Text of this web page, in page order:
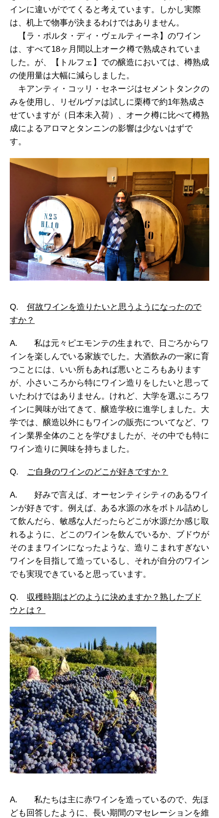
インに違いがでてくると考えています。しかし実際
は、机上で物事が決まるわけではありません。
【ラ・ポルタ・ディ・ヴェルティーネ】のワイン
は、すべて18ヶ月間以上オーク樽で熟成されていま
した。が、【トルフェ】での醸造においては、樽熟成
の使用量は大幅に減らしました。
キアンティ・コッリ・セネージはセメントタンクの
みを使用し、リゼルヴァは試しに栗樽で約1年熟成さ
せていますが（日本未入荷）、オーク樽に比べて樽熟
成によるアロマとタンニンの影響は少ないはずで
す。
Q. 何故ワインを造りたいと思うようになったので
すか？
A. 私は元々ピエモンテの生まれで、日ごろからワ
インを楽しんでいる家族でした。大酒飲みの一家に育
つことには、いい所もあれば悪いところもあります
が、小さいころから特にワイン造りをしたいと思って
いたわけではありません。けれど、大学を選ぶころワ
インに興味が出てきて、醸造学校に進学しました。大
学では、醸造以外にもワインの販売についてなど、ワ
イン業界全体のことを学びましたが、その中でも特に
ワイン造りに興味を持ちました。
Q. ご自身のワインのどこが好きですか？
A. 好みで言えば、オーセンティシティのあるワイ
ンが好きです。例えば、ある水源の水をボトル詰めし
て飲んだら、敏感な人だったらどこが水源だか感じ取
れるように、どこのワインを飲んでいるか、ブドウが
そのままワインになったような、造りこまれすぎない
ワインを目指して造っているし、それが自分のワイン
でも実現できていると思っています。
Q. 収穫時期はどのように決めますか？熟したブド
ウとは？
A. 私たちは主に赤ワインを造っているので、先ほ
ども回答したように、長い期間のマセレーションを維